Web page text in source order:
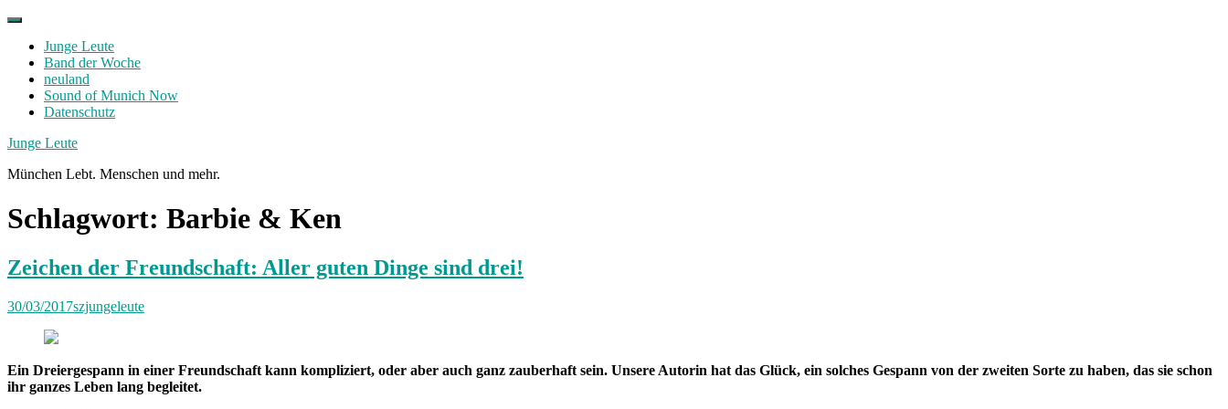
Skip
contentJunge Leute
Band der Woche
neuland
Sound of Munich Now
Datenschutz
Facebook
Twitter
Instagram
Junge Leute
München Lebt. Menschen und mehr.
Schlagwort: Barbie & Ken
Zeichen der Freundschaft: Aller guten Dinge sind drei!
30/03/2017szjungeleute
Ein Dreiergespann in einer Freundschaft kann kompliziert, oder aber auch ganz zauberhaft sein. Unsere Autorin hat das Glück, ein solches Gespann von der zweiten Sorte zu haben, das sie schon
ihr ganzes Leben lang begleitet.